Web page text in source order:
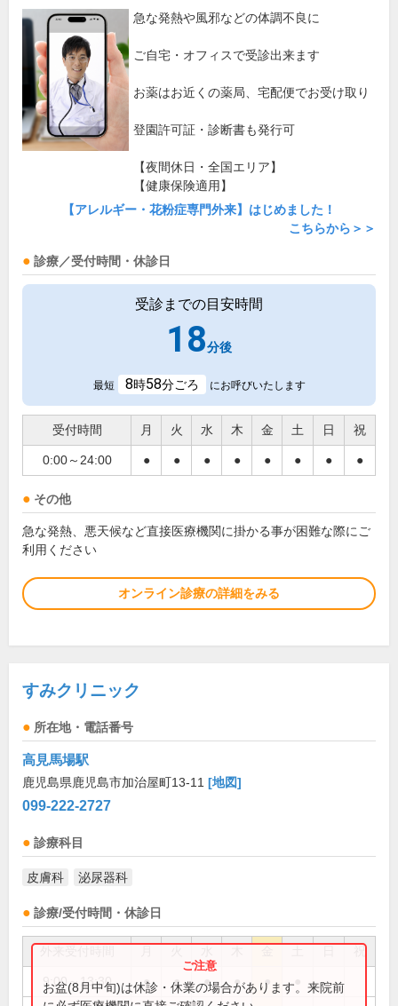
急な発熱や風邪などの体調不良に
ご自宅・オフィスで受診出来ます
お薬はお近くの薬局、宅配便でお受け取り
登園許可証・診断書も発行可
【夜間休日・全国エリア】
【健康保険適用】
【アレルギー・花粉症専門外来】はじめました！
こちらから＞＞
診療／受付時間・休診日
受診までの目安時間
18分後
最短 8時58分ごろ にお呼びいたします
受付時間 月 火 水 木 金 土 日 祝
0:00～24:00 ● ● ● ● ● ● ● ●
その他
急な発熱、悪天候など直接医療機関に掛かる事が困難な際にご
利用ください
オンライン診療の詳細をみる
すみクリニック
所在地・電話番号
高見馬場駅
鹿児島県鹿児島市加治屋町13-11 [地図]
099-222-2727
診療科目
皮膚科 泌尿器科
診療/受付時間・休診日
祝
9:00～13:30 ● ● ● ● ●
お盆(8月中旬)は休診・休業の場合があります。来院前